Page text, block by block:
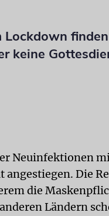
keine
Neuinfektionen
angestiegen. Die
die
Ländern